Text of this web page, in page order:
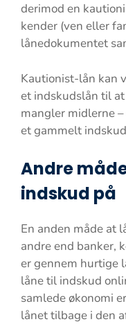
derimod en
kender (ven eller
lånedokumentet
Kautionist-lån kan
et indskudslån til
mangler midlerne
et gammelt
Andre
indskud på
En anden måde at
andre end banker,
er gennem hurtige
låne til indskud
samlede økonomi
lånet tilbage i den